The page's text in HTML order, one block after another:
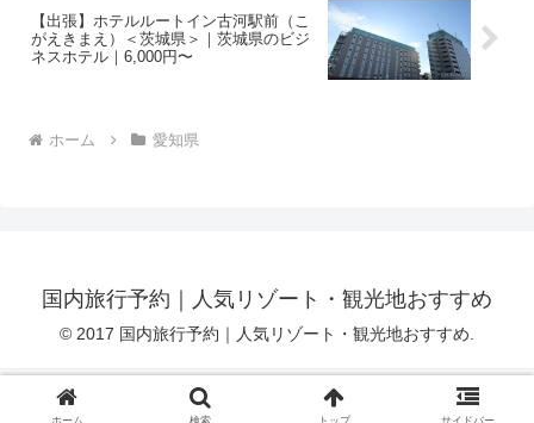
【出張】ホテルルートイン古河駅前（こ
がえきまえ）＜茨城県＞｜茨城県のビジ
ネスホテル｜6,000円〜
ホーム 愛知県
国内旅行予約｜人気リゾート・観光地おすすめ
© 2017 国内旅行予約｜人気リゾート・観光地おすすめ.
ホーム 検索 トップ サイドバー
プライバシーポリシー アフィリエイト免責事項